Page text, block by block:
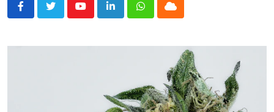
YoutubeLinkedInWhatsappCloud